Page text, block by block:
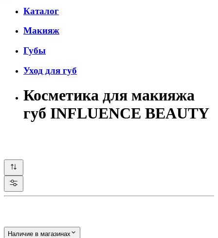
Каталог
Макияж
Губы
Уход для губ
Косметика для макияжа
губ INFLUENCE BEAUTY
Наличие в магазинах